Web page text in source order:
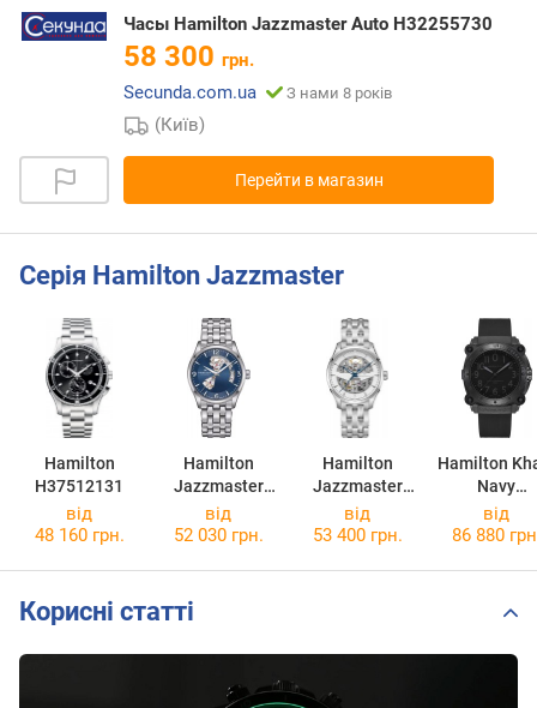
Часы Hamilton Jazzmaster Auto H32255730
58 300 грн.
Secunda.com.ua
З нами 8 років
(Київ)
Перейти в магазин
Серія Hamilton Jazzmaster
Hamilton
H37512131
Hamilton
Jazzmaster
Open Heart
H32705141
Hamilton
Jazzmaster
Skeleton Auto
H42535110
Hamilton
Navy
від
48 160 грн.
від
52 030 грн.
від
53 400 грн.
від
86 880
Корисні статті